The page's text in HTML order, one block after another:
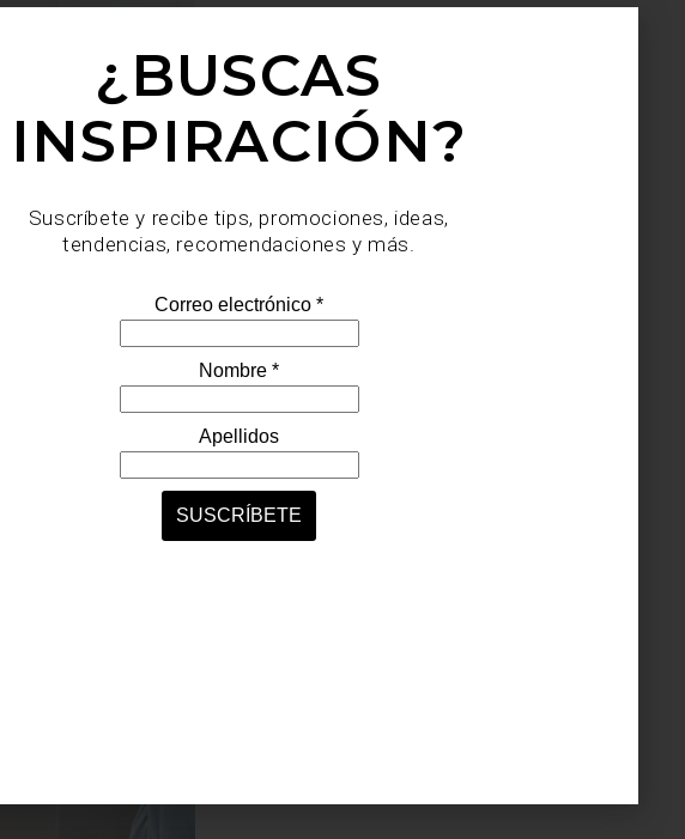
¿BUSCAS
INSPIRACIÓN?
Suscríbete y recibe tips, promociones, ideas,
tendencias, recomendaciones y más.